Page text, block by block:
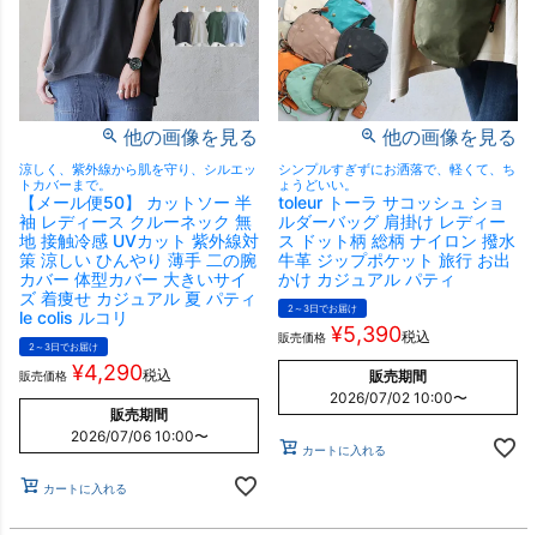
他の画像を見る
涼しく、紫外線から肌を守り、シルエッ
トカバーまで。
【メール便50】 カットソー 半
袖 レディース クルーネック 無
地 接触冷感 UVカット 紫外線対
策 涼しい ひんやり 薄手 二の腕
カバー 体型カバー 大きいサイ
ズ 着痩せ カジュアル 夏 パティ
le colis ルコリ
2～3日でお届け
販売価格 ¥4,290税込
販売期間
2026/07/06 10:00〜
カートに入れる
他の画像を見る
シンプルすぎずにお洒落で、軽くて、ち
ょうどいい。
toleur トーラ サコッシュ ショ
ルダーバッグ 肩掛け レディー
ス ドット柄 総柄 ナイロン 撥水
牛革 ジップポケット 旅行 お出
かけ カジュアル パティ
2～3日でお届け
販売価格 ¥5,390税込
販売期間
2026/07/02 10:00〜
カートに入れる